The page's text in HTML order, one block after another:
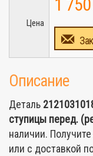
Цена
1 750
Описание
Деталь
ступицы перед.
наличии.
или с доставкой